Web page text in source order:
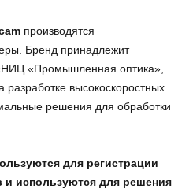
производятся
Бренд принадлежит
«Промышленная оптика»,
разработке высокоскоростных
решения для обработки
для регистрации
используются для решения